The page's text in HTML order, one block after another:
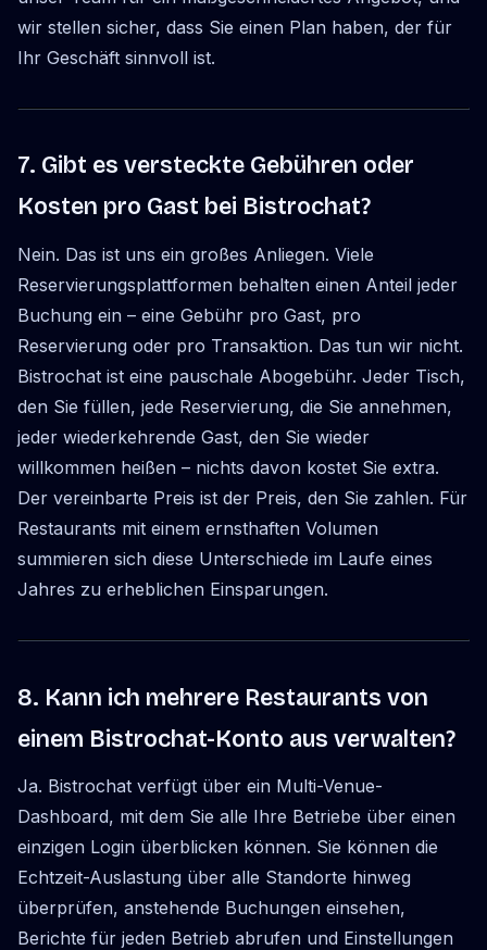
wir stellen sicher, dass Sie einen Plan haben, der für
Ihr Geschäft sinnvoll ist.
7. Gibt es versteckte Gebühren oder
Kosten pro Gast bei Bistrochat?
Nein. Das ist uns ein großes Anliegen. Viele
Reservierungsplattformen behalten einen Anteil jeder
Buchung ein – eine Gebühr pro Gast, pro
Reservierung oder pro Transaktion. Das tun wir nicht.
Bistrochat ist eine pauschale Abogebühr. Jeder Tisch,
den Sie füllen, jede Reservierung, die Sie annehmen,
jeder wiederkehrende Gast, den Sie wieder
willkommen heißen – nichts davon kostet Sie extra.
Der vereinbarte Preis ist der Preis, den Sie zahlen. Für
Restaurants mit einem ernsthaften Volumen
summieren sich diese Unterschiede im Laufe eines
Jahres zu erheblichen Einsparungen.
8. Kann ich mehrere Restaurants von
einem Bistrochat-Konto aus verwalten?
Ja. Bistrochat verfügt über ein Multi-Venue-
Dashboard, mit dem Sie alle Ihre Betriebe über einen
einzigen Login überblicken können. Sie können die
Echtzeit-Auslastung über alle Standorte hinweg
überprüfen, anstehende Buchungen einsehen,
Berichte für jeden Betrieb abrufen und Einstellungen